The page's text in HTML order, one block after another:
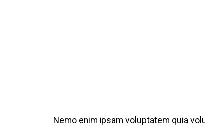
Nemo enim ipsam voluptatem quia